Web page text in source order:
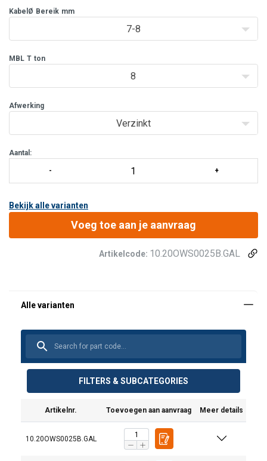
worden. Zie gebruikshandleiding voor de juiste toepassing.
KabelØ Bereik mm
7-8
MBL T ton
8
Afwerking
Verzinkt
Aantal:
Bekijk alle varianten
Voeg toe aan je aanvraag
Artikelcode: 10.20OWS0025B.GAL
FILTERS & SUBCATEGORIES
Artikelnr. Toevoegen aan aanvraag Meer details
10.20OWS0025B.GAL